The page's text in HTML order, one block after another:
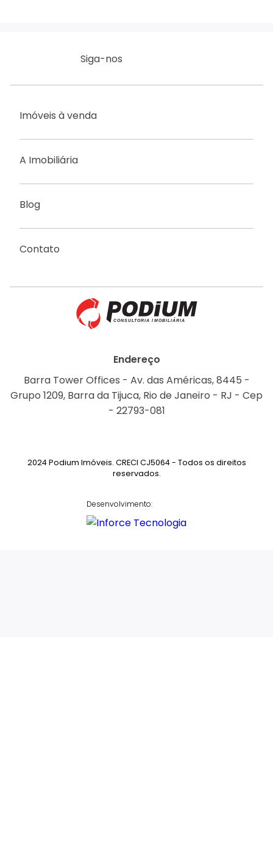
Siga-nos
Imóveis à venda
A Imobiliária
Blog
Contato
Endereço
Barra Tower Offices - Av. das Américas, 8445 -
Grupo 1209, Barra da Tijuca, Rio de Janeiro - RJ - Cep
- 22793-081
2024 Podium Imóveis. CRECI CJ5064 - Todos os direitos
reservados.
Desenvolvimento: